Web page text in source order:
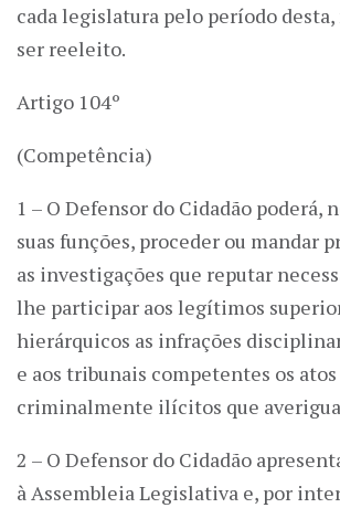
cada legislatura pelo período desta,
ser reeleito.
Artigo 104º
(Competência)
1 – O Defensor do Cidadão poderá,
suas funções, proceder ou mandar
as investigações que reputar
lhe participar aos legítimos
hierárquicos as infrações
e aos tribunais competentes os
criminalmente ilícitos que
2 – O Defensor do Cidadão
à Assembleia Legislativa e, por